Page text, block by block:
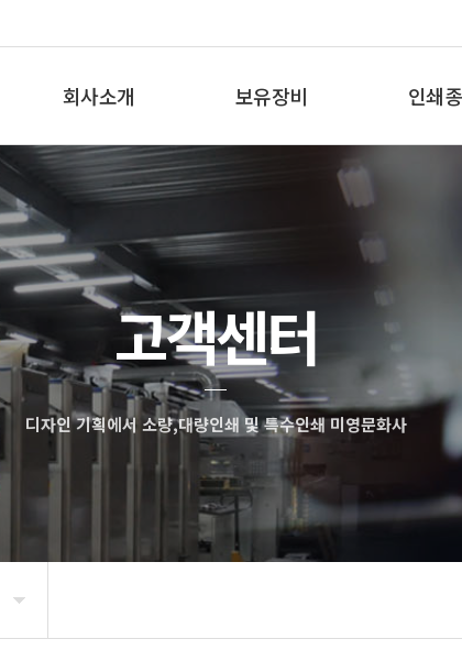
회사소개
인사말
보유장비 인쇄
고객센터
디자인 기획에서 소량,대량인쇄 및 특수인쇄 미영문화사